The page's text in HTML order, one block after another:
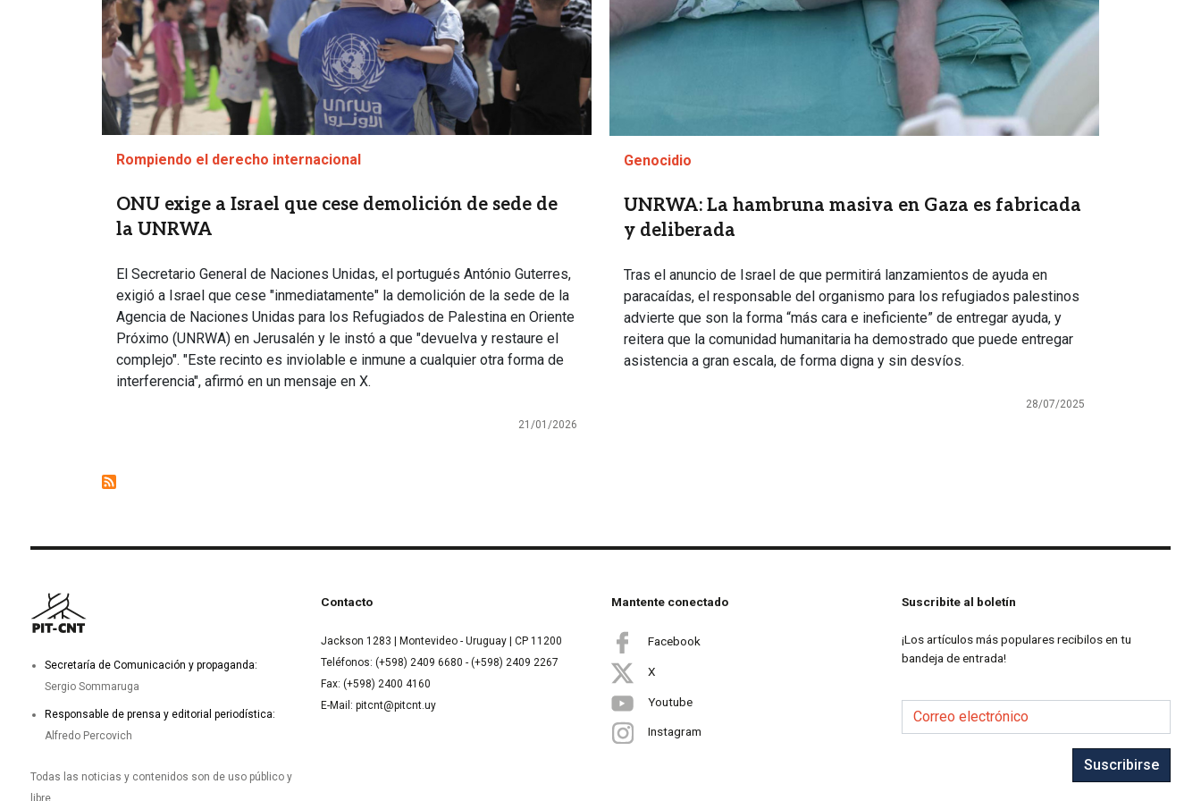
Rompiendo el derecho internacional
ONU exige a Israel que cese demolición de sede de
la UNRWA
El Secretario General de Naciones Unidas, el portugués António Guterres,
exigió a Israel que cese "inmediatamente" la demolición de la sede de la
Agencia de Naciones Unidas para los Refugiados de Palestina en Oriente
Próximo (UNRWA) en Jerusalén y le instó a que "devuelva y restaure el
complejo". "Este recinto es inviolable e inmune a cualquier otra forma de
interferencia", afirmó en un mensaje en X.
21/01/2026
Genocidio
UNRWA: La hambruna masiva en Gaza es fabricada
y deliberada
Tras el anuncio de Israel de que permitirá lanzamientos de ayuda en
paracaídas, el responsable del organismo para los refugiados palestinos
advierte que son la forma “más cara e ineficiente” de entregar ayuda, y
reitera que la comunidad humanitaria ha demostrado que puede entregar
asistencia a gran escala, de forma digna y sin desvíos.
28/07/2025
Secretaría de Comunicación y propaganda:
Sergio Sommaruga
Responsable de prensa y editorial periodística:
Alfredo Percovich
Todas las noticias y contenidos son de uso público y
libre.
Contacto
Jackson 1283 | Montevideo - Uruguay | CP 11200
Teléfonos: (+598) 2409 6680 - (+598) 2409 2267
Fax: (+598) 2400 4160
E-Mail: pitcnt@pitcnt.uy
Mantente conectado
Facebook
X
Youtube
Instagram
Suscribite al boletín
¡Los artículos más populares recibilos en tu
bandeja de entrada!
Correo electrónico
Suscribirse